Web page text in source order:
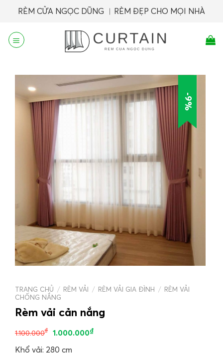
content
RÈM CỬA NGỌC DŨNG ︱RÈM ĐẸP CHO MỌI NHÀ
-9%
TRANG CHỦ / RÈM VẢI / RÈM VẢI GIA ĐÌNH / RÈM VẢI
CHỐNG NẮNG
Rèm vải cản nắng
1.100.000₫ 1.000.000₫
Khổ vải: 280 cm